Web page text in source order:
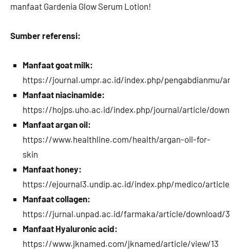
manfaat Gardenia Glow Serum Lotion!
Sumber referensi:
Manfaat goat milk:
https://journal.umpr.ac.id/index.php/pengabdianmu/
Manfaat niacinamide:
https://hojps.uho.ac.id/index.php/journal/article/
Manfaat argan oil:
https://www.healthline.com/health/argan-oil-for-
skin
Manfaat honey:
https://ejournal3.undip.ac.id/index.php/medico/
Manfaat collagen:
https://jurnal.unpad.ac.id/farmaka/article/download/
Manfaat Hyaluronic acid:
https://www.jknamed.com/jknamed/article/view/13